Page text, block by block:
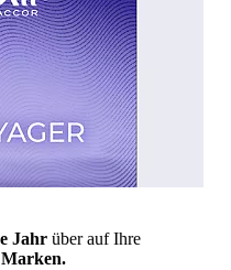
Jahr über auf Ihre